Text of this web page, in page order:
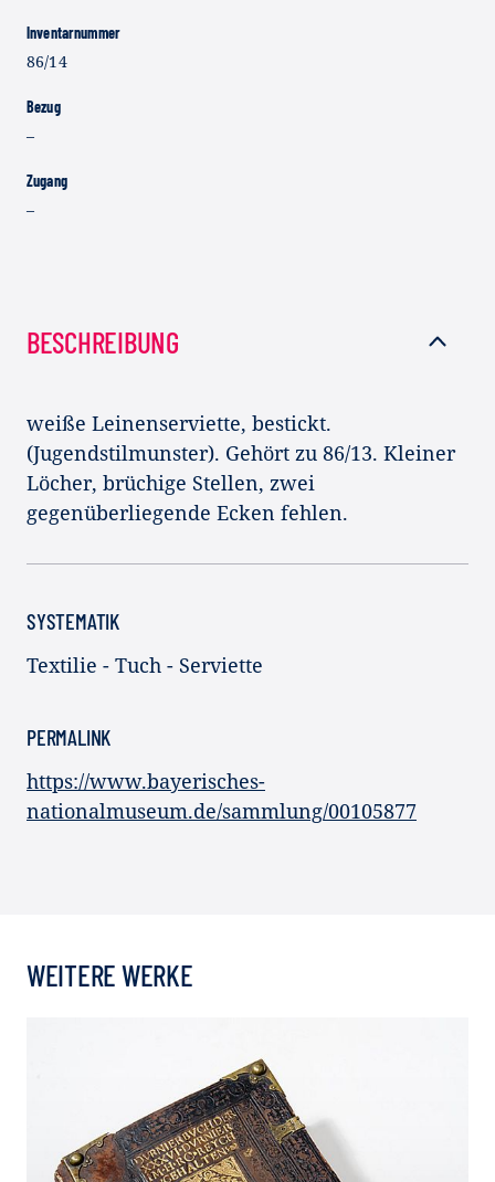
Inventarnummer
86/14
Bezug
–
Zugang
–
BESCHREIBUNG
weiße Leinenserviette, bestickt.
(Jugendstilmunster). Gehört zu 86/13. Kleiner
Löcher, brüchige Stellen, zwei
gegenüberliegende Ecken fehlen.
SYSTEMATIK
Textilie - Tuch - Serviette
PERMALINK
https://www.bayerisches-
nationalmuseum.de/sammlung/00105877
WEITERE WERKE